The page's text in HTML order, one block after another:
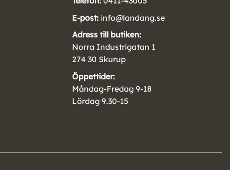
E-post: info@landang.se
Adress till butiken:
Norra Industrigatan 1
274 30 Skurup
Öppettider:
Måndag-Fredag 9-18
Lördag 9.30-15